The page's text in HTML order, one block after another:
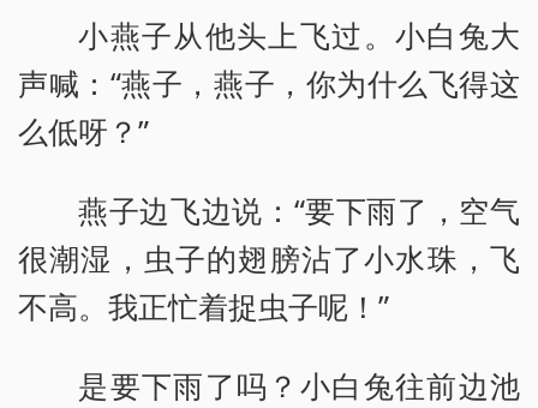
小燕子从他头上飞过。小白兔大
声喊：“燕子，燕子，你为什么飞得这
么低呀？”
燕子边飞边说：“要下雨了，空气
很潮湿，虫子的翅膀沾了小水珠，飞
不高。我正忙着捉虫子呢！”
是要下雨了吗？小白兔往前边池